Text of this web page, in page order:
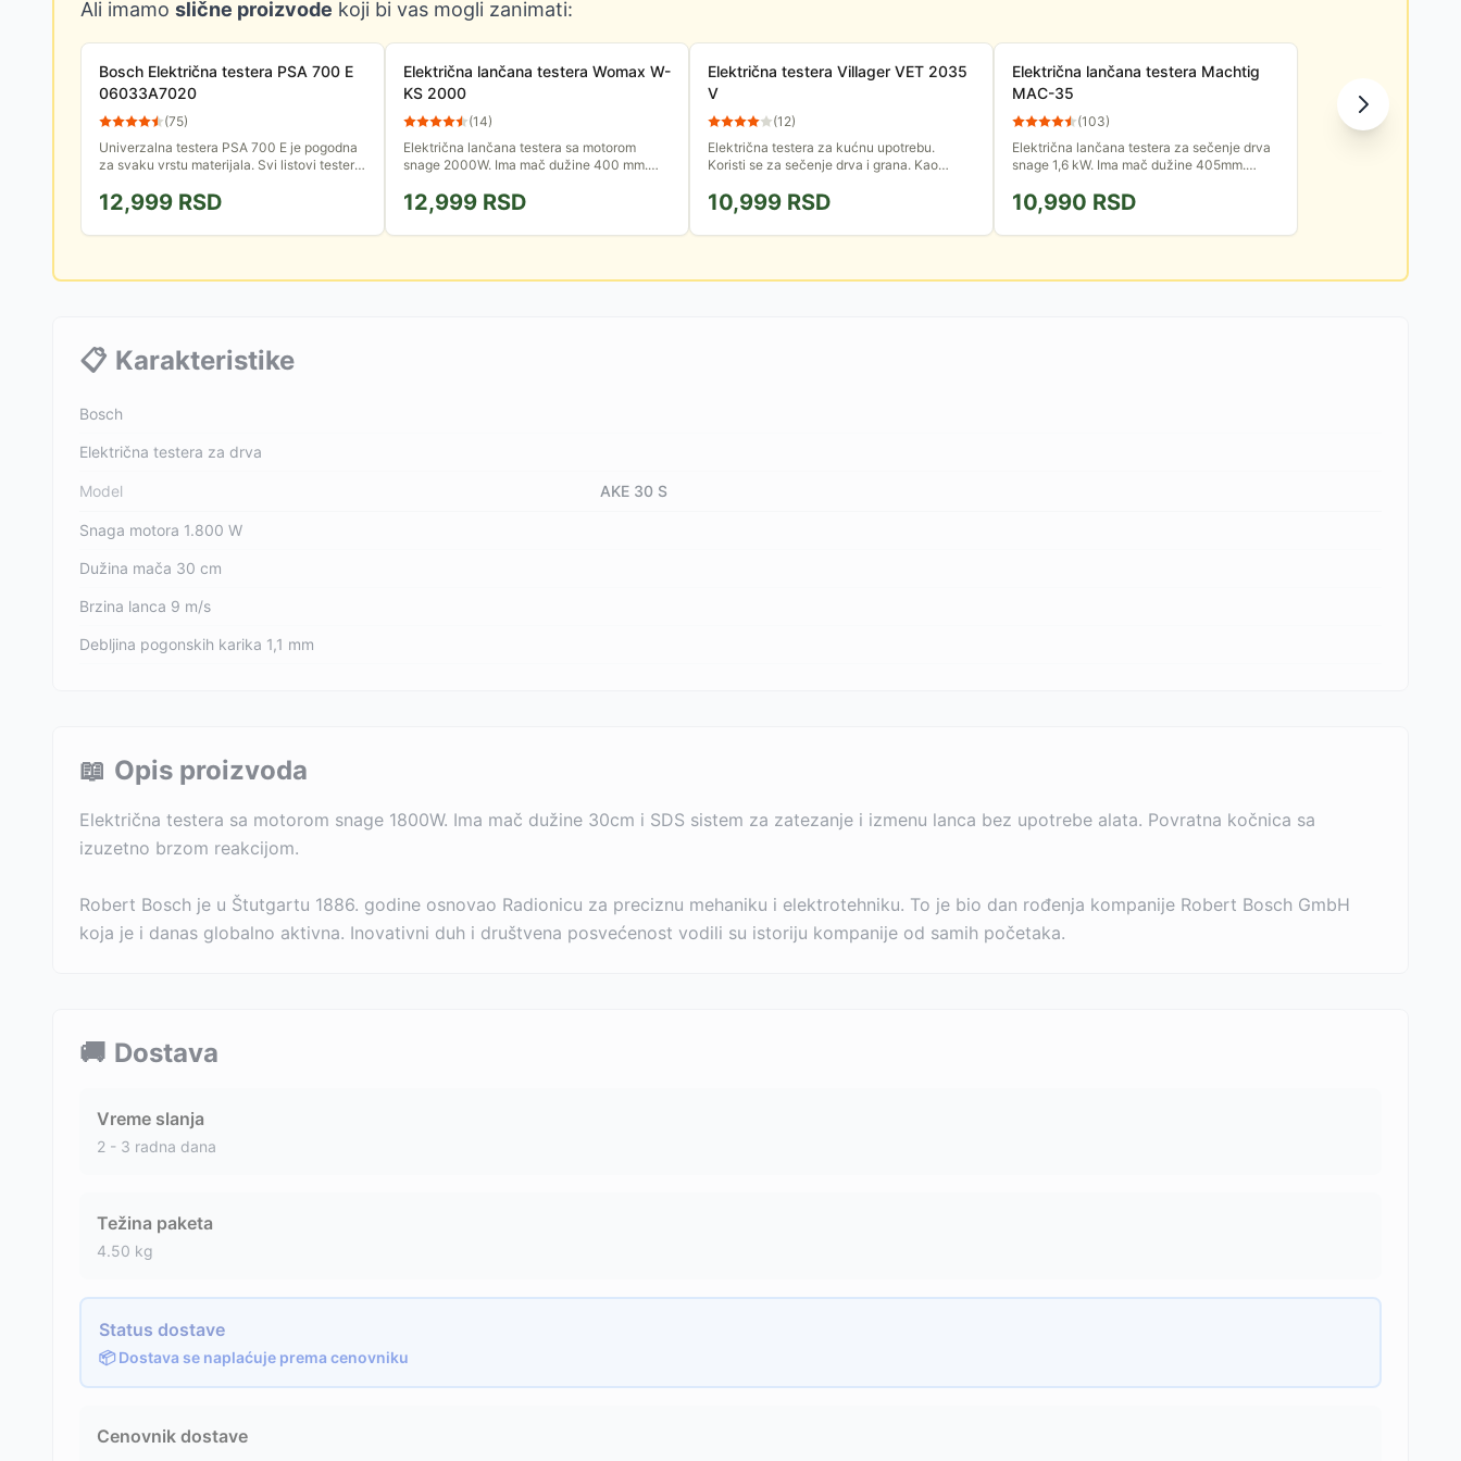
Ali imamo slične proizvode koji bi vas mogli zanimati:
Bosch Električna testera PSA 700 E
06033A7020
(75)
Univerzalna testera PSA 700 E je pogodna
za svaku vrstu materijala. Svi listovi testere
za drvo, za metal...
12,999 RSD
Električna lančana testera Womax W-
KS 2000
(14)
Električna lančana testera sa motorom
snage 2000W. Ima mač dužine 400 mm.
i laku obradu drvenih greda,...
12,999 RSD
Električna testera Villager VET 2035
V
(12)
Električna testera za kućnu upotrebu.
Koristi se za sečenje drva i grana. Kao
motora joj je 2000 W....
10,999 RSD
Električna lančana testera Machtig
MAC-35
(103)
Električna lančana testera za sečenje drva
snage 1,6 kW. Ima mač dužine 405mm.
mešavine, dolivanju goriva i...
10,990 RSD
📋 Karakteristike
Bosch
Električna testera za drva
Model AKE 30 S
Snaga motora 1.800 W
Dužina mača 30 cm
Brzina lanca 9 m/s
Debljina pogonskih karika 1,1 mm
📖 Opis proizvoda
Električna testera sa motorom snage 1800W. Ima mač dužine 30cm i SDS sistem za zatezanje i izmenu lanca bez upotrebe alata. Povratna kočnica sa
izuzetno brzom reakcijom.
Robert Bosch je u Štutgartu 1886. godine osnovao Radionicu za preciznu mehaniku i elektrotehniku. To je bio dan rođenja kompanije Robert Bosch GmbH
koja je i danas globalno aktivna. Inovativni duh i društvena posvećenost vodili su istoriju kompanije od samih početaka.
🚚 Dostava
Vreme slanja
2 - 3 radna dana
Težina paketa
4.50 kg
Status dostave
📦 Dostava se naplaćuje prema cenovniku
Cenovnik dostave